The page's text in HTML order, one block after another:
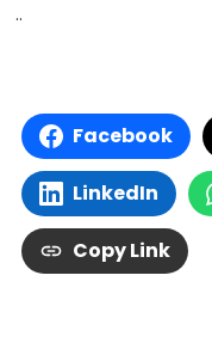
..
Facebook
LinkedIn
Copy Link